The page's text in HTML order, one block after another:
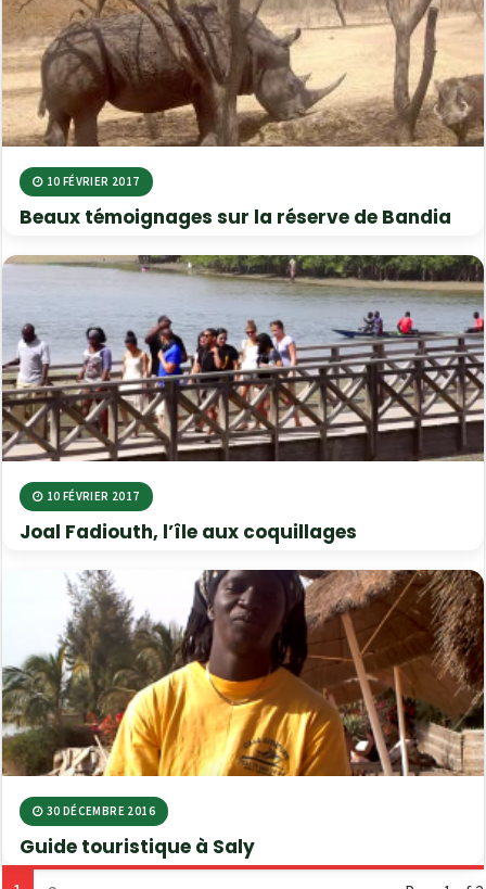
Beaux témoignages sur la réserve de Bandia
10 FÉVRIER 2017
Joal Fadiouth, l’île aux coquillages
10 FÉVRIER 2017
Guide touristique à Saly
30 DÉCEMBRE 2016